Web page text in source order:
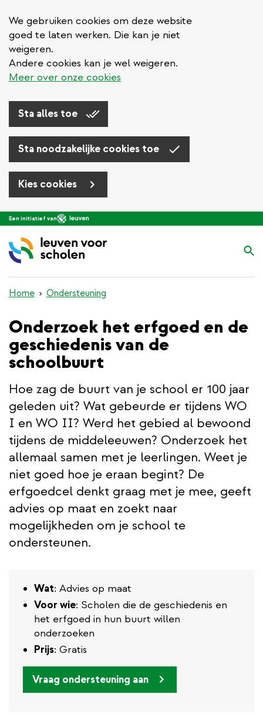
We gebruiken cookies om deze website
goed te laten werken. Die kan je niet
weigeren.
Andere cookies kan je wel weigeren.
Meer over onze cookies
Sta alles toe
Sta noodzakelijke cookies toe
Kies cookies
Overslaan
naar
de
inhoud
gaan
Een initiatief van
Home Ondersteuning
Onderzoek het erfgoed en de
geschiedenis van de
schoolbuurt
Hoe zag de buurt van je school er 100 jaar
geleden uit? Wat gebeurde er tijdens WO
I en WO II? Werd het gebied al bewoond
tijdens de middeleeuwen? Onderzoek het
allemaal samen met je leerlingen. Weet je
niet goed hoe je eraan begint? De
erfgoedcel denkt graag met je mee, geeft
advies op maat en zoekt naar
mogelijkheden om je school te
ondersteunen.
Wat: Advies op maat
Voor wie: Scholen die de geschiedenis en
het erfgoed in hun buurt willen
onderzoeken
Prijs: Gratis
Vraag ondersteuning aan